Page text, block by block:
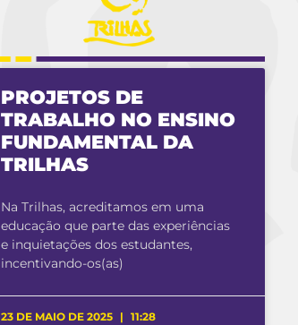
PROJETOS DE
TRABALHO NO ENSINO
FUNDAMENTAL DA
TRILHAS
Na Trilhas, acreditamos em uma
educação que parte das experiências
e inquietações dos estudantes,
incentivando-os(as)
23 DE MAIO DE 2025 11:28